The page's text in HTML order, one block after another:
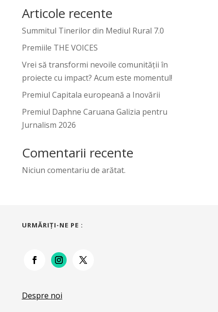
Articole recente
Summitul Tinerilor din Mediul Rural 7.0
Premiile THE VOICES
Vrei să transformi nevoile comunității în
proiecte cu impact? Acum este momentul!
Premiul Capitala europeană a Inovării
Premiul Daphne Caruana Galizia pentru
Jurnalism 2026
Comentarii recente
Niciun comentariu de arătat.
URMĂRIŢI-NE PE :
Despre noi